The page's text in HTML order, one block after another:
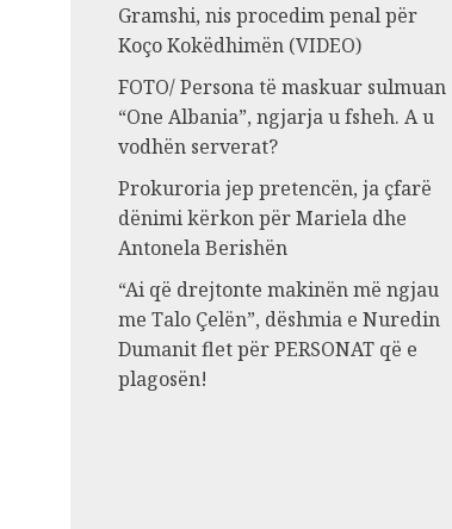
Gramshi, nis procedim penal për
Koço Kokëdhimën (VIDEO)
FOTO/ Persona të maskuar sulmuan
“One Albania”, ngjarja u fsheh. A u
vodhën serverat?
Prokuroria jep pretencën, ja çfarë
dënimi kërkon për Mariela dhe
Antonela Berishën
“Ai që drejtonte makinën më ngjau
me Talo Çelën”, dëshmia e Nuredin
Dumanit flet për PERSONAT që e
plagosën!